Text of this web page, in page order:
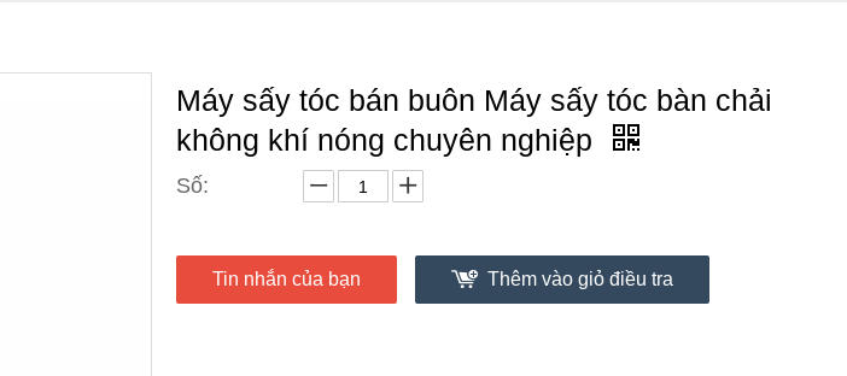
Máy sấy tóc bán buôn Máy sấy tóc bàn chải
không khí nóng chuyên nghiệp
Số:
Tin nhắn của bạn Thêm vào giỏ điều tra